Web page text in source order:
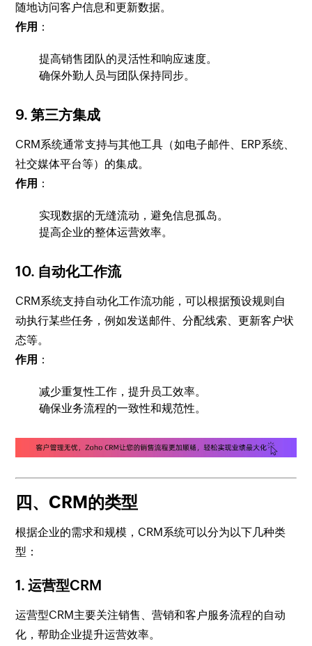
随地访问客户信息和更新数据。
作用 ：
提高销售团队的灵活性和响应速度。
确保外勤人员与团队保持同步。
9.第三方集成
CRM系统通常支持与其他工具（如电子邮件、ERP系统、
社交媒体平台等）的集成。
作用 ：
实现数据的无缝流动，避免信息孤岛。
提高企业的整体运营效率。
10. 自动化工作流
CRM系统支持自动化工作流功能，可以根据预设规则自
动执行某些任务，例如发送邮件、分配线索、更新客户状
态等。
作用 ：
减少重复性工作，提升员工效率。
确保业务流程的一致性和规范性。
四、CRM的类型
根据企业的需求和规模，CRM系统可以分为以下几种类
型：
1.运营型CRM
运营型CRM主要关注销售、营销和客户服务流程的自动
化，帮助企业提升运营效率。